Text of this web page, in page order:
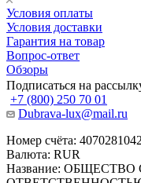
Условия оплаты
Условия доставки
Гарантия на товар
Вопрос-ответ
Обзоры
Подписаться на
+7 (800) 250 70 01
Dubrava-lux@mail.ru
Номер счёта:
Валюта: RUR
Название: